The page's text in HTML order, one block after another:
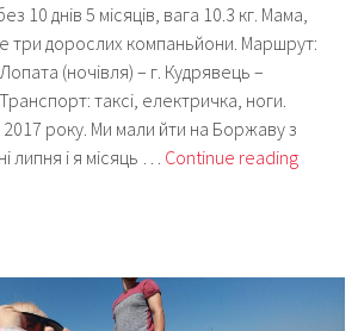
10 днів 5 місяців, вага 10.3 кг. Мама,
три дорослих компаньйони. Маршрут:
(ночівля) – г. Кудрявець –
таксі, електричка, ноги.
року. Ми мали йти на Боржаву з
липня і я місяць … Continue readingПохід